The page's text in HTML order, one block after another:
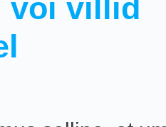
või villid